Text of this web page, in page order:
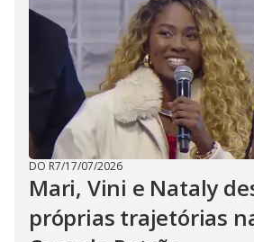
DO R7/17/07/2026
Mari, Vini e Nataly
próprias trajetórias